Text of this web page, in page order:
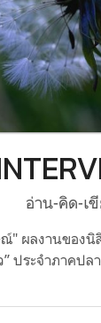
อ่าน-คิด-เ
ผลงานของนิ
ประจำภาคปล